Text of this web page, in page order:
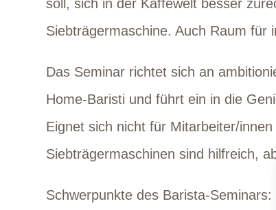
soll, sich in der Kaffewelt besser
Siebträgermaschine. Auch Raum für
Das Seminar richtet sich an
Home-Baristi und führt ein in die
Eignet sich nicht für Mitarbeiter/
Siebträgermaschinen sind hilfreich,
Schwerpunkte des Barista-Seminars: